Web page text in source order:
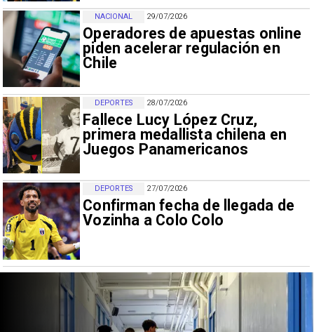
29/07/2026
Operadores de apuestas online
piden acelerar regulación en
Chile
NACIONAL
28/07/2026
Fallece Lucy López Cruz,
primera medallista chilena en
Juegos Panamericanos
DEPORTES
27/07/2026
Confirman fecha de llegada de
Vozinha a Colo Colo
DEPORTES